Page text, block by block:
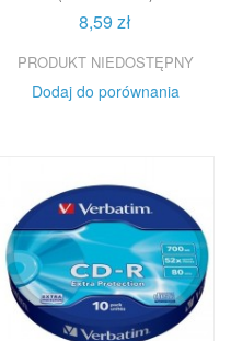
8,59 zł
PRODUKT NIEDOSTĘPNY
Dodaj do porównania